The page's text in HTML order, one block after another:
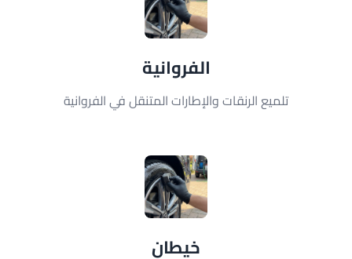
الفروانية
تلميع الرنقات والإطارات المتنقل في الفروانية
خيطان